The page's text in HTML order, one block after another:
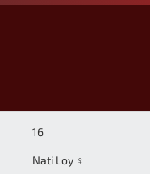
16
Nati Loy ♀